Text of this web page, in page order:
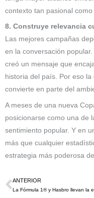
contexto tan pasional como
8. Construye relevancia
Las mejores campañas
en la conversación
creó un mensaje que
historia del país. Por eso
convierte en parte del
A meses de una nueva
posicionarse como una de
sentimiento popular. Y en
más que cualquier
estrategia más poderosa
Ant
ANTERIOR